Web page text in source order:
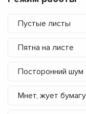
Пустые листы
Пятна на листе
Посторонний шум
Мнет, жует бумагу